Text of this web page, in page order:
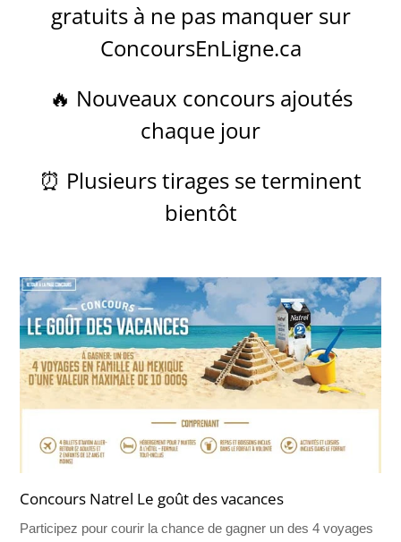
gratuits à ne pas manquer sur
ConcoursEnLigne.ca
🔥 Nouveaux concours ajoutés
chaque jour
⏰ Plusieurs tirages se terminent
bientôt
Concours Natrel Le goût des vacances
Participez pour courir la chance de gagner un des 4 voyages